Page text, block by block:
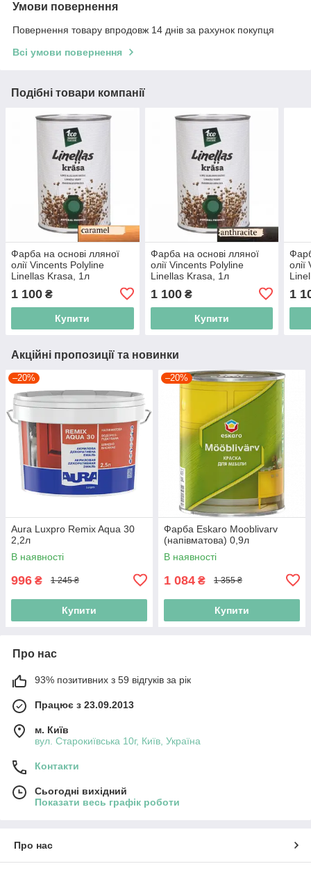
Умови повернення
Повернення товару впродовж 14 днів за рахунок покупця
Всі умови повернення
Подібні товари компанії
Фарба на основі лляної
олії Vincents Polyline
Linellas Krasa, 1л
1 100 ₴
Купити
Фарба на основі лляної
олії Vincents Polyline
Linellas Krasa, 1л
1 100₴
Купити
1
Акційні пропозиції та новинки
–20%
Aura Luxpro Remix Aqua 30
2,2л
В наявності
996 ₴ 1 245 ₴
Купити
–20%
Фарба Eskaro Mooblivarv
(напівматова) 0,9л
В наявності
1 084 ₴ 1 355 ₴
Купити
Про нас
93% позитивних з 59 відгуків за рік
Працює з 23.09.2013
м. Київ
вул. Старокиївська 10г, Київ, Україна
Контакти
Сьогодні вихідний
Показати весь графік роботи
Про нас